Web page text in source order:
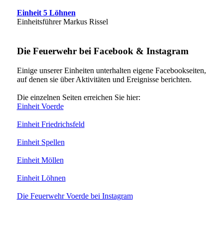
Einheit 5 Löhnen
Einheitsführer Markus Rissel
Die Feuerwehr bei Facebook & Instagram
Einige unserer Einheiten unterhalten eigene Facebookseiten,
auf denen sie über Aktivitäten und Ereignisse berichten.
Die einzelnen Seiten erreichen Sie hier:
Einheit Voerde
Einheit Friedrichsfeld
Einheit Spellen
Einheit Möllen
Einheit Löhnen
Die Feuerwehr Voerde bei Instagram